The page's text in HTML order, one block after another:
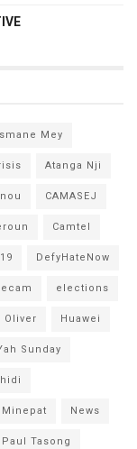
Mey
Atanga Nji
CAMASEJ
Camtel
DefyHateNow
elections
Oliver Huawei
Sunday
Minepat News
Paul Tasong